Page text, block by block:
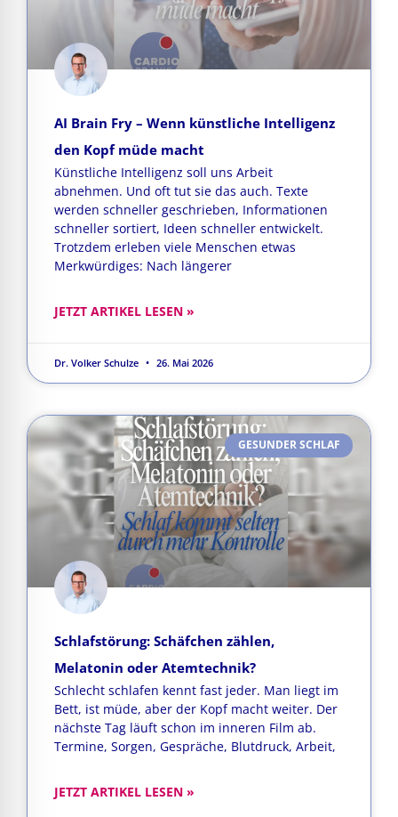
AI Brain Fry – Wenn künstliche Intelligenz
den Kopf müde macht
Künstliche Intelligenz soll uns Arbeit
abnehmen. Und oft tut sie das auch. Texte
werden schneller geschrieben, Informationen
schneller sortiert, Ideen schneller entwickelt.
Trotzdem erleben viele Menschen etwas
Merkwürdiges: Nach längerer
JETZT ARTIKEL LESEN »
Dr. Volker Schulze 26. Mai 2026
GESUNDER SCHLAF
Schlafstörung: Schäfchen zählen,
Melatonin oder Atemtechnik?
Schlecht schlafen kennt fast jeder. Man liegt im
Bett, ist müde, aber der Kopf macht weiter. Der
nächste Tag läuft schon im inneren Film ab.
Termine, Sorgen, Gespräche, Blutdruck, Arbeit,
JETZT ARTIKEL LESEN »